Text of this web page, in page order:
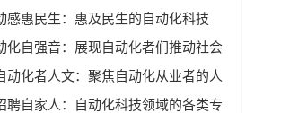
感惠民生：惠及民生的自动化科技
化自强音：展现自动化者们推动社会
步发出的响亮声音
动化者人文：聚焦自动化从业者的人
思考
聘自家人：自动化科技领域的各类专